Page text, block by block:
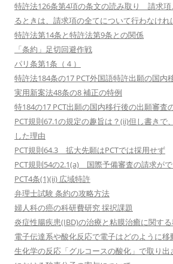
特許法126条第4項の条文の読み取り 請求項
るときは、請求項の全てについて行わなけれ
特許法第14条と特許法第9条との関係
「条約」足切回避作戦
パリ条第1条（４）
特許法184条の17 PCT外国語特許出願の国内
実用新案法48条の8 補正の特例
特184の17 PCT出願の国内移行後の出願審査
PCT規則67.1の規定の趣旨は？(ii)但し書きで
した理由
PCT規則64.3 拡大先願はPCTでは採用せず
PCT規則54の2.1(a) 国際予備審査の請求が
PCT4条(1)(ii) 広域特許
弁理士試験 条約の攻略方法
婦人科の癌の科研費研究 採択課題
炎症性腸疾患(IBD)の治療と粘膜治癒に関す
電子伝達系や酸化反応で電子はどのように
生化学の反応「グルコースの酸化」で取り